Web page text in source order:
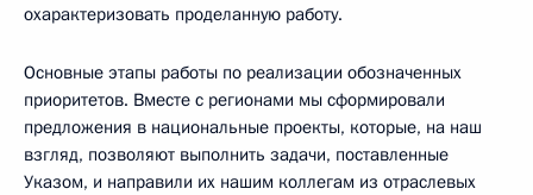
охарактеризовать проделанную работу.
Основные этапы работы по реализации обозначенных
приоритетов. Вместе с регионами мы сформировали
предложения в национальные проекты, которые, на наш
взгляд, позволяют выполнить задачи, поставленные
Указом, и направили их нашим коллегам из отраслевых